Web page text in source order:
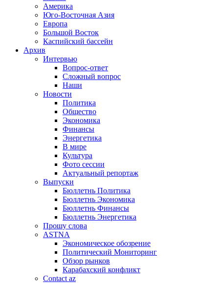
Америка
Юго-Восточная Азия
Европа
Большой Восток
Каспийский бассейн
Архив
Интервью
Вопрос-ответ
Сложный вопрос
Наши
Новости
Политика
Общество
Экономика
Финансы
Энергетика
В мире
Культура
Фото сессии
Актуальный репортаж
Выпуски
Бюллетнь Политика
Бюллетнь Экономика
Бюллетнь Финансы
Бюллетнь Энергетика
Прошу слова
ASTNA
Экономическое обозрение
Политический Мониторинг
Обзор рынков
Карабахский конфликт
Contact az